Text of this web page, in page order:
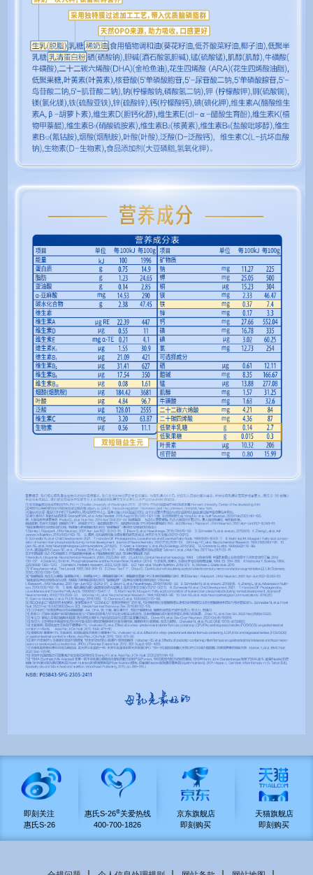
即刻关注
惠氏S-26
惠氏S-26®关爱热线
400-700-1826
京东旗舰店
即刻购买
天猫旗舰店
即刻购买